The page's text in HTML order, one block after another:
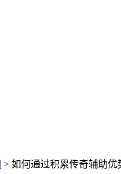
> 如何通过积累传奇辅助优